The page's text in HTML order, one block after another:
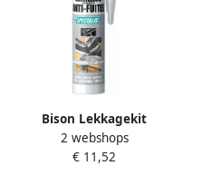
Bison Lekkagekit
Transparant Crt 300Ml*12
Nlfr 1491550
2 webshops
€ 11,52